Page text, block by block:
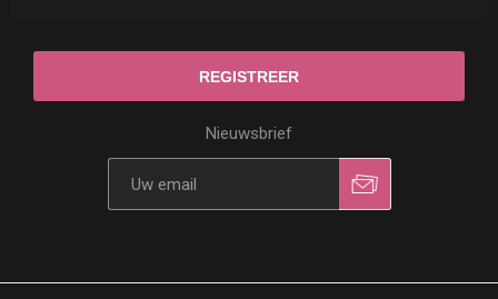
Nieuwsbrief